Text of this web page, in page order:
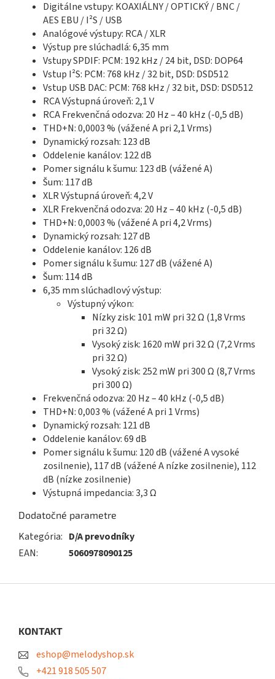
Digitálne vstupy: KOAXIÁLNY / OPTICKÝ / BNC /
AES EBU / I²S / USB
Analógové výstupy: RCA / XLR
Výstup pre slúchadlá: 6,35 mm
Vstupy SPDIF: PCM: 192 kHz / 24 bit, DSD: DOP64
Vstup I²S: PCM: 768 kHz / 32 bit, DSD: DSD512
Vstup USB DAC: PCM: 768 kHz / 32 bit, DSD: DSD512
RCA Výstupná úroveň: 2,1 V
RCA Frekvenčná odozva: 20 Hz – 40 kHz (-0,5 dB)
THD+N: 0,0003 % (vážené A pri 2,1 Vrms)
Dynamický rozsah: 123 dB
Oddelenie kanálov: 122 dB
Pomer signálu k šumu: 123 dB (vážené A)
Šum: 117 dB
XLR Výstupná úroveň: 4,2 V
XLR Frekvenčná odozva: 20 Hz – 40 kHz (-0,5 dB)
THD+N: 0,0003 % (vážené A pri 4,2 Vrms)
Dynamický rozsah: 127 dB
Oddelenie kanálov: 126 dB
Pomer signálu k šumu: 127 dB (vážené A)
Šum: 114 dB
6,35 mm slúchadlový výstup:
Výstupný výkon:
Nízky zisk: 101 mW pri 32 Ω (1,8 Vrms
pri 32 Ω)
Vysoký zisk: 1620 mW pri 32 Ω (7,2 Vrms
pri 32 Ω)
Vysoký zisk: 252 mW pri 300 Ω (8,7 Vrms
pri 300 Ω)
Frekvenčná odozva: 20 Hz – 40 kHz (-0,5 dB)
THD+N: 0,003 % (vážené A pri 1 Vrms)
Dynamický rozsah: 121 dB
Oddelenie kanálov: 69 dB
Pomer signálu k šumu: 120 dB (vážené A vysoké
zosilnenie), 117 dB (vážené A nízke zosilnenie), 112
dB (nízke zosilnenie)
Výstupná impedancia: 3,3 Ω
Dodatočné parametre
Kategória: D/A prevodníky
EAN: 5060978090125
KONTAKT
eshop@melodyshop.sk
+421 918 505 507